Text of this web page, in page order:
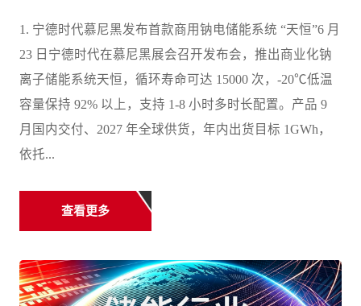
1. 宁德时代慕尼黑发布首款商用钠电储能系统 “天恒”6 月
23 日宁德时代在慕尼黑展会召开发布会，推出商业化钠
离子储能系统天恒，循环寿命可达 15000 次，-20℃低温
容量保持 92% 以上，支持 1-8 小时多时长配置。产品 9
月国内交付、2027 年全球供货，年内出货目标 1GWh，
依托...
查看更多